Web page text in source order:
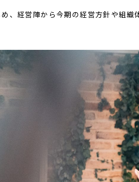
、経営陣から今期の経営方針や組織